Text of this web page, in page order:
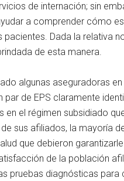
de internación; sin
a comprender cómo
Dada la relativa
de esta manera.
algunas aseguradoras
de EPS claramente
el régimen subsidiado
sus afiliados, la mayoría
que debieron
de la población
pruebas diagnósticas para